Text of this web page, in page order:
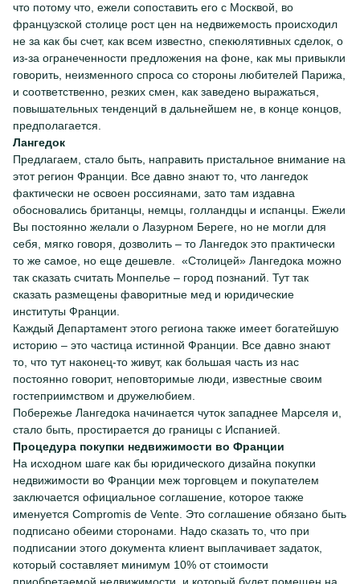
что потому что, ежели сопоставить его с Москвой, во
французской столице рост цен на недвижемость происходил
не за как бы счет, как всем известно, спекюлятивных сделок, о
из-за огранеченности предложения на фоне, как мы привыкли
говорить, неизменного спроса со стороны любителей Парижа,
и соответственно, резких смен, как заведено выражаться,
повышательных тенденций в дальнейшем не, в конце концов,
предполагается.
Лангедок
Предлагаем, стало быть, направить пристальное внимание на
этот регион Франции. Все давно знают то, что лангедок
фактически не освоен россиянами, зато там издавна
обосновались британцы, немцы, голландцы и испанцы. Ежели
Вы постоянно желали о Лазурном Береге, но не могли для
себя, мягко говоря, дозволить – то Лангедок это практически
то же самое, но еще дешевле. «Столицей» Лангедока можно
так сказать считать Монпелье – город познаний. Тут так
сказать размещены фаворитные мед и юридические
институты Франции.
Каждый Департамент этого региона также имеет богатейшую
историю – это частица истинной Франции. Все давно знают
то, что тут наконец-то живут, как большая часть из нас
постоянно говорит, неповторимые люди, известные своим
гостеприимством и дружелюбием.
Побережье Лангедока начинается чуток западнее Марселя и,
стало быть, простирается до границы с Испанией.
Процедура покупки недвижимости во Франции
На исходном шаге как бы юридического дизайна покупки
недвижимости во Франции меж торговцем и покупателем
заключается официальное соглашение, которое также
именуется Compromis de Vente. Это соглашение обязано быть
подписано обеими сторонами. Надо сказать то, что при
подписании этого документа клиент выплачивает задаток,
который составляет минимум 10% от стоимости